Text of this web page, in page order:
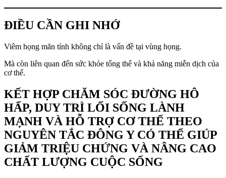
ĐIỀU CẦN GHI NHỚ
Viêm họng mãn tính không chỉ là vấn đề tại vùng họng.
Mà còn liên quan đến sức khỏe tổng thể và khả năng miễn dịch của
cơ thể.
KẾT HỢP CHĂM SÓC ĐƯỜNG HÔ
HẤP, DUY TRÌ LỐI SỐNG LÀNH
MẠNH VÀ HỖ TRỢ CƠ THỂ THEO
NGUYÊN TẮC ĐÔNG Y CÓ THỂ GIÚP
GIẢM TRIỆU CHỨNG VÀ NÂNG CAO
CHẤT LƯỢNG CUỘC SỐNG